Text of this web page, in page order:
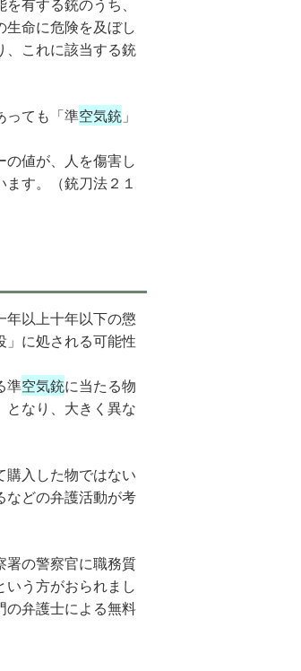
有する銃のうち、
命に危険を及ぼし
、これに該当する銃
っても「準空気銃 」
値が、人を傷害し
す。（銃刀法２１
年以上十年以下の懲
」に処される可能性
準空気銃に当たる物
となり、大きく異な
購入した物ではない
などの弁護活動が考
署の警察官に職務質
う方がおられまし
の弁護士による無料